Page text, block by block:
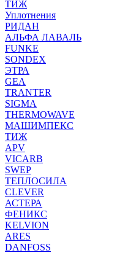
ТИЖ
Уплотнения
РИДАН
АЛЬФА ЛАВАЛЬ
FUNKE
SONDEX
ЭТРА
GEA
TRANTER
SIGMA
THERMOWAVE
МАШИМПЕКС
ТИЖ
APV
VICARB
SWEP
ТЕПЛОСИЛА
CLEVER
АСТЕРА
ФЕНИКС
KELVION
ARES
DANFOSS